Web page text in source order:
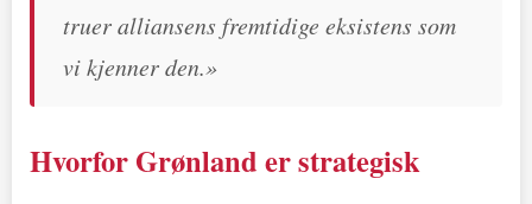
truer alliansens fremtidige eksistens som
vi kjenner den.»
Hvorfor Grønland er strategisk